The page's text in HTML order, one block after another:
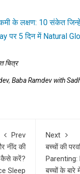
कमी के लक्षण: 10 संकेत
पर 5 दिन में Natural
चित्र
, Baba Ramdev with
Prev
नींद की
कैसे करें?
Sleep
Next
बच्चों की
Parenting:
बच्चों के